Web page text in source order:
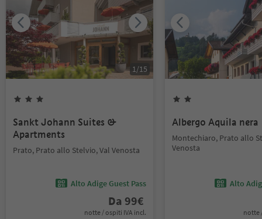
1/15
Sankt Johann Suites &
Apartments
Prato, Prato allo Stelvio, Val Venosta
Alto Adige Guest Pass
Da 99€
notte / ospiti IVA incl.
Albergo Aquila nera
Montechiaro, Prato allo
Venosta
Alto
notte